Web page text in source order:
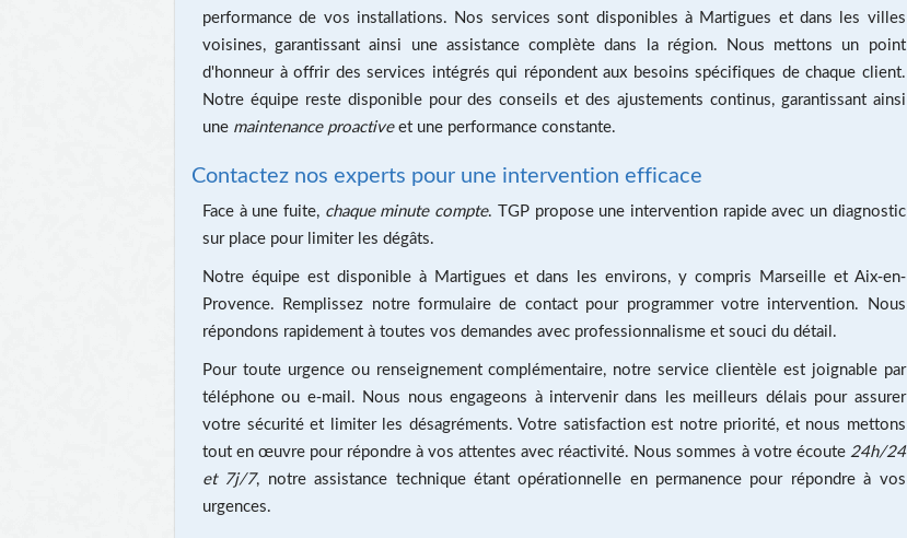
performance de vos installations. Nos services sont disponibles à Martigues et dans les villes
voisines, garantissant ainsi une assistance complète dans la région. Nous mettons un point
d'honneur à offrir des services intégrés qui répondent aux besoins spécifiques de chaque client.
Notre équipe reste disponible pour des conseils et des ajustements continus, garantissant ainsi
une maintenance proactiveet une performance constante.
Contactez nos experts pour une intervention efficace
Face à une fuite, chaque minute compte. TGP propose une intervention rapide avec un diagnostic
sur place pour limiter les dégâts.
Notre équipe est disponible à Martigues et dans les environs, y compris Marseille et Aix-en-
Provence. Remplissez notreformulaire de contactpour programmer votre intervention. Nous
répondons rapidement à toutes vos demandes avec professionnalisme et souci du détail.
Pour toute urgence ou renseignement complémentaire, notre service clientèle est joignable par
téléphone ou e-mail. Nous nous engageons à intervenir dans les meilleurs délais pour assurer
votre sécurité et limiter les désagréments. Votre satisfaction est notre priorité, et nous mettons
tout en œuvre pour répondre à vos attentes avec réactivité. Nous sommes à votre écoute 24h/24
et 7j/7, notre assistance technique étant opérationnelle en permanence pour répondre à vos
urgences.